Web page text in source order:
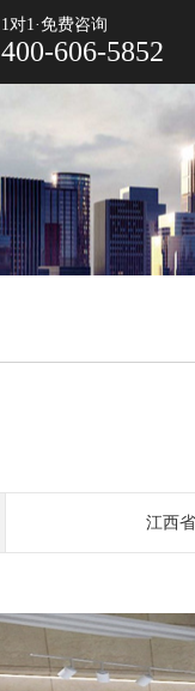
1对1·免费咨询
400-606-5852
江西